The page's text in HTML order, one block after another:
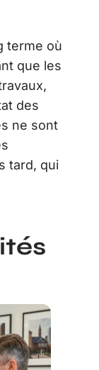
terme où
que les
des
ne sont
tard, qui